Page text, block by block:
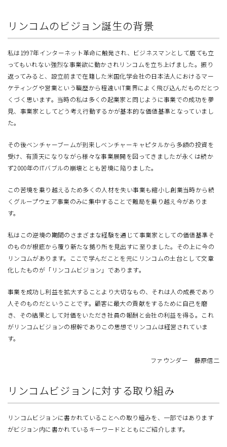
リンコムのビジョン誕生の背景
私は1997年インターネット革命に触発され、ビジネスマンとして居ても立
ってもいれない強烈な事業欲に動かされリンコムを立ち上げました。振り
返ってみると、設立前まで在籍した米国化学会社の日本法人におけるマー
ケティングや営業という職歴から程遠いIT業界によく飛び込んだものだとつ
くづく思います。当時の私は多くの起業家と同じように事業での成功を夢
見、事業家としてどう考え行動するかが基本的な価値基準となっていまし
た。
その後ベンチャーブームが到来しベンチャーキャピタルから多額の投資を
受け、有頂天になりながら様々な事業展開を図ってきましたが永くは続か
ず2000年のITバブルの崩壊ととも苦境に陥りました。
この苦境を乗り越えるため多くの人材を失い事業も縮小し創業当時から続
くグループウェア事業のみに集中することで難局を乗り越え今がありま
す。
私はこの逆境の期間のさまざまな経験を通じて事業家としての価値基準そ
のものが根底から覆り新たな拠り所を見出すに至りました。その上に今の
リンコムがあります。ここで学んだことを元にリンコムの土台として文章
化したものが「リンコムビジョン」であります。
事業を成功し利益を拡大することより大切なもの、それは人の成長であり
人そのものだということです。顧客に最大の貢献をするために自己を磨
き、その結果として対価をいただき社員の報酬と会社の利益を得る。これ
がリンコムビジョンの根幹でありこの思想でリンコムは経営されていま
す。
ファウンダー 藤原信二
リンコムビジョンに対する取り組み
リンコムビジョンに書かれていることへの取り組みを、一部ではあります
がビジョン内に書かれているキーワードとともにご紹介します。